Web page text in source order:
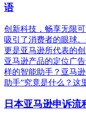
语
创新科技，畅享无限
吸引了消费者的眼球
更是亚马逊所代表的
亚马逊产品的定位广
样的智能助手？亚马
助手”究竟是什么？这
日本亚马逊申诉流